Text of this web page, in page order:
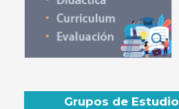
Grupos de Estudio